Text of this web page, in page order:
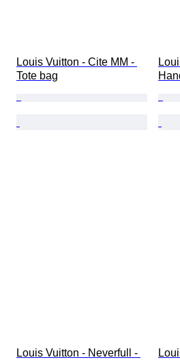
Louis Vuitton - Cite MM -
Tote bag
Louis Vuitton - Neverfull -